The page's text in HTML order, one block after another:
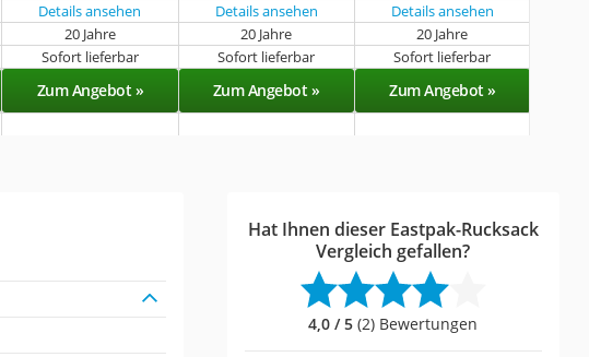
Details ansehen Details ansehen
Details ansehen
20 Jahre 20 Jahre
20 Jahre
Sofort lieferbar Sofort lieferbar
Sofort lieferbar
Zum Angebot » Zum Angebot » Zum Angebot »
Hat Ihnen dieser Eastpak-Rucksack
Vergleich gefallen?
4,0 / 5 (2) Bewertungen